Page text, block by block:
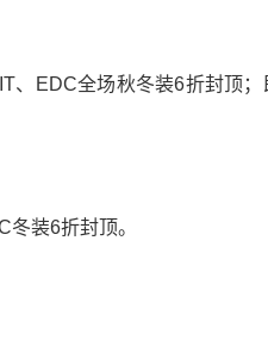
、EDC全场秋冬装6折封顶；
装6折封顶。